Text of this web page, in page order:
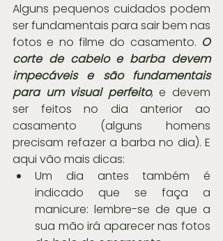
Alguns pequenos cuidados podem
ser fundamentais para sair bem nas
fotos e no filme do casamento. O
corte de cabelo e barba devem
impecáveis e são fundamentais
para um visual perfeito, e devem
ser feitos no dia anterior ao
casamento (alguns homens
precisam refazer a barba no dia). E
aqui vão mais dicas:
Um dia antes também é
indicado que se faça a
manicure: lembre-se de que a
sua mão irá aparecer nas fotos